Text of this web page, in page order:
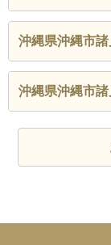
沖縄県沖縄市
沖縄県沖縄市